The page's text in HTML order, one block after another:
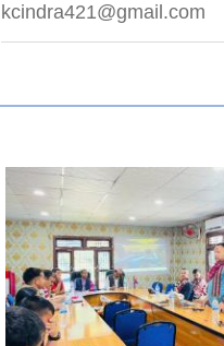
kcindra421@gmail.com